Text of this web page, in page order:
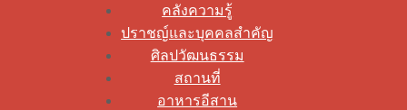
คลังความรู้
ปราชญ์และบุคคลสำคัญ
ศิลปวัฒนธรรม
สถานที่
อาหารอีสาน